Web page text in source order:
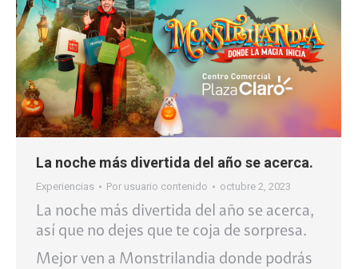
La noche más divertida del año se acerca.
Experiencias Por usuario contenido octubre 2, 2023
La noche más divertida del año se acerca,
así que no dejes que te coja de sorpresa.​
Mejor ven a Monstrilandia donde podrás